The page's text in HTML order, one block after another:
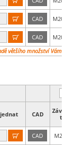
 CAD M20×175
 CAD
M20×200
většího množství Vám
CAD
Závitová
tyč
 CAD M20×75